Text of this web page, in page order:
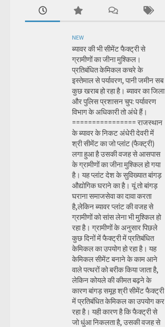
NEW
ब्यावर की भी सीमेंट फैक्ट्री से
ग्रामीणों का जीना मुश्किल।
प्रतिबंधित केमिकल कचरे के
इस्तेमाल से पर्यावरण, पानी जमीन सब
कुछ खराब हो रहा है। ब्यावर का जिला
और पुलिस प्रशासन चुप: पर्यावरण
विभाग के अधिकारी तो अंधे हैं।
================ राजस्थान
के ब्यावर के निकट अंधेरी देवरी में
श्री सीमेंट का जो प्लांट (फैक्ट्री)
लगा हुआ है उसकी वजह से आसपास
के ग्रामीणों का जीना मुश्किल हो गया
है। यह प्लांट देश के सुविख्यात बांगड़
औद्योगिक घराने का है। यूं तो बांगड़
घराना समाजसेवा का दावा करता
है,लेकिन ब्यावर प्लांट की वजह से
ग्रामीणों को सांस लेना भी मुश्किल हो
रहा है। ग्रामीणों के अनुसार पिछले
कुछ दिनों में फैक्ट्री में प्रतिबंधित
केमिकल का उपयोग हो रहा है। यह
केमिकल सीमेंट बनाने के काम आने
वाले पत्थरों को बरीक किया जाता है,
लेकिन कोयले की कीमत बढ़ने के
कारण बांगड़ समूह श्री सीमेंट फैक्ट्री
में प्रतिबंधित केमिकल का उपयोग कर
रहा है। यही कारण है कि फैक्ट्री से
जो धुंआ निकलता है, उसकी वजह से